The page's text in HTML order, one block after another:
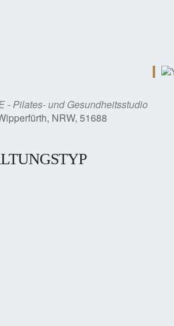
- Pilates- und Gesundheitsstudio
NRW, 51688